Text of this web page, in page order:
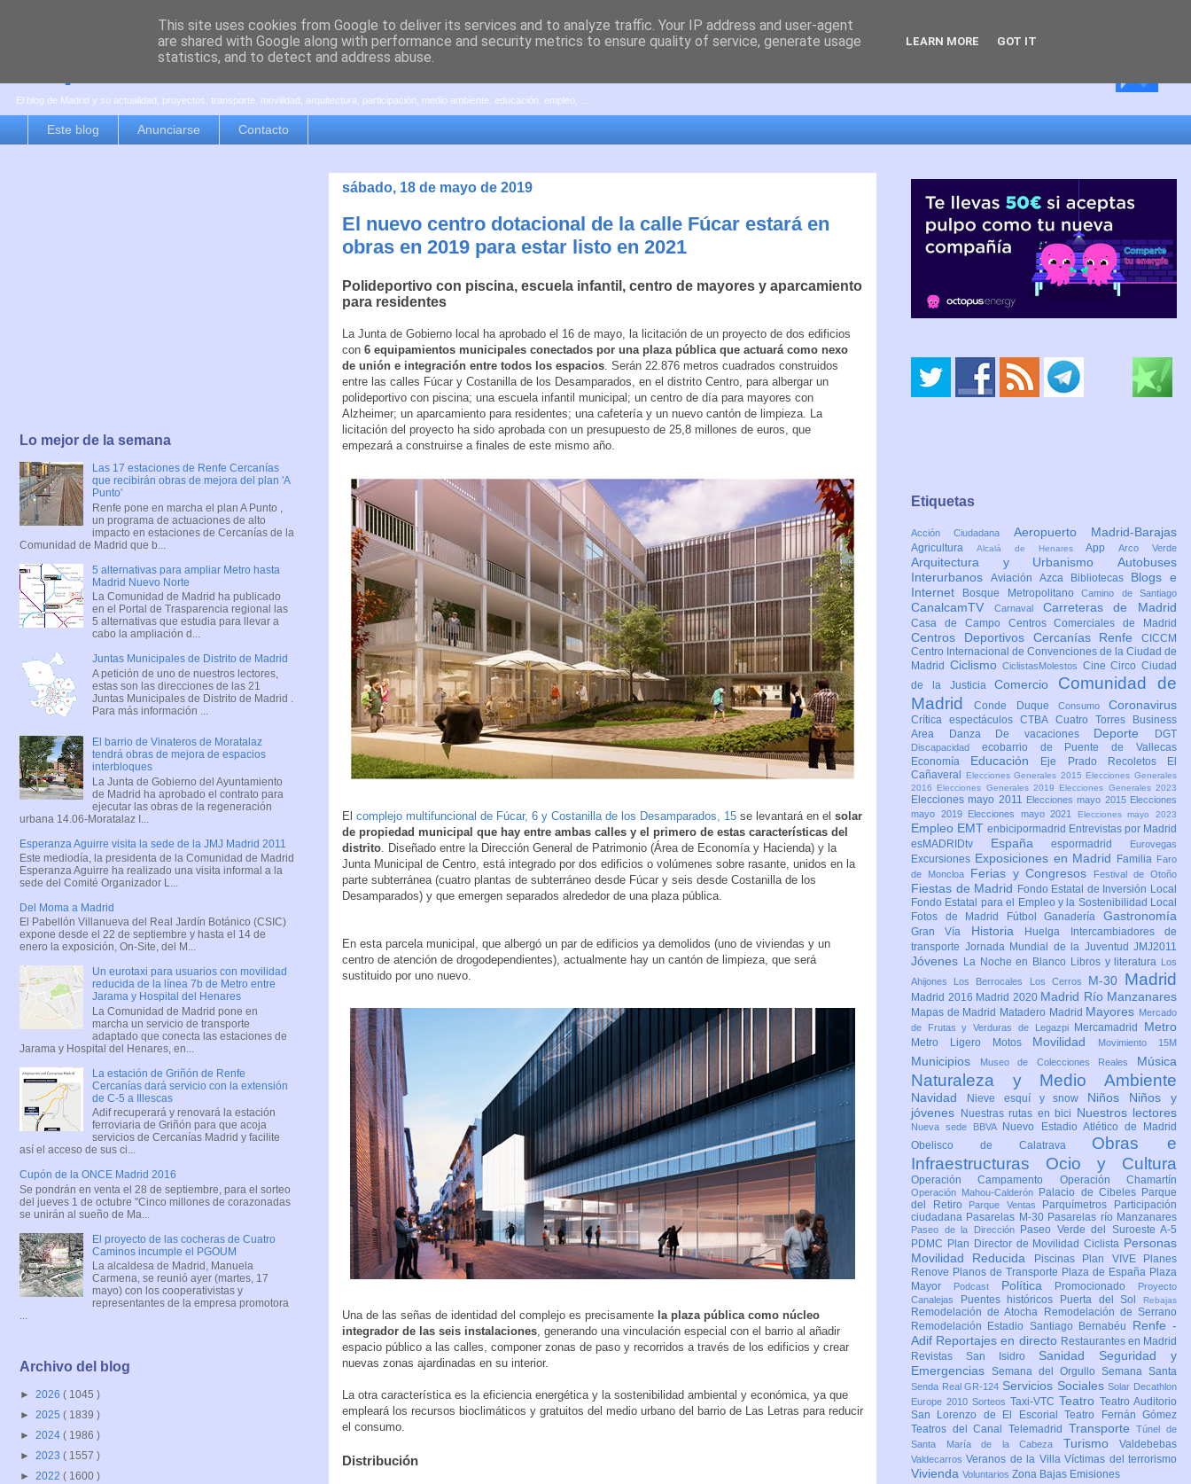
es por madrid
El blog de Madrid y su actualidad, proyectos, transporte, movilidad, arquitectura, participación, medio ambiente, educación, empleo, ...
Este blog Anunciarse Contacto
sábado, 18 de mayo de 2019
El nuevo centro dotacional de la calle Fúcar estará en
obras en 2019 para estar listo en 2021
Polideportivo con piscina, escuela infantil, centro de mayores y aparcamiento
para residentes
La Junta de Gobierno local ha aprobado el 16 de mayo, la licitación de un proyecto de dos edificios
con 6 equipamientos municipales conectados por una plaza pública que actuará como nexo
de unión e integración entre todos los espacios. Serán 22.876 metros cuadrados construidos
entre las calles Fúcar y Costanilla de los Desamparados, en el distrito Centro, para albergar un
polideportivo con piscina; una escuela infantil municipal; un centro de día para mayores con
Alzheimer; un aparcamiento para residentes; una cafetería y un nuevo cantón de limpieza. La
licitación del proyecto ha sido aprobada con un presupuesto de 25,8 millones de euros, que
empezará a construirse a finales de este mismo año.
El complejo multifuncional de Fúcar, 6 y Costanilla de los Desamparados, 15 se levantará en el solar
de propiedad municipal que hay entre ambas calles y el primero de estas características del
distrito. Diseñado entre la Dirección General de Patrimonio (Área de Economía y Hacienda) y la
Junta Municipal de Centro, está integrado por dos edificios o volúmenes sobre rasante, unidos en la
parte subterránea (cuatro plantas de subterráneo desde Fúcar y seis desde Costanilla de los
Desamparados) y que emergen separados alrededor de una plaza pública.
En esta parcela municipal, que albergó un par de edificios ya demolidos (uno de viviendas y un
centro de atención de drogodependientes), actualmente hay un cantón de limpieza, que será
sustituido por uno nuevo.
Una de las señas de identidad del complejo es precisamente la plaza pública como núcleo
integrador de las seis instalaciones, generando una vinculación especial con el barrio al añadir
espacio público a las calles, componer zonas de paso y recorridos a través de los edificios y crear
nuevas zonas ajardinadas en su interior.
La otra característica es la eficiencia energética y la sostenibilidad ambiental y económica, ya que
empleará los recursos bioclimáticos y gratuitos del medio urbano del barrio de Las Letras para reducir
el consumo.
Distribución
Lo mejor de la semana
Las 17 estaciones de Renfe Cercanías
que recibirán obras de mejora del plan 'A
Punto'
Renfe pone en marcha el plan A Punto ,
un programa de actuaciones de alto
impacto en estaciones de Cercanías de la
Comunidad de Madrid que b...
5 alternativas para ampliar Metro hasta
Madrid Nuevo Norte
La Comunidad de Madrid ha publicado
en el Portal de Trasparencia regional las
5 alternativas que estudia para llevar a
cabo la ampliación d...
Juntas Municipales de Distrito de Madrid
A petición de uno de nuestros lectores,
estas son las direcciones de las 21
Juntas Municipales de Distrito de Madrid .
Para más información ...
El barrio de Vinateros de Moratalaz
tendrá obras de mejora de espacios
interbloques
La Junta de Gobierno del Ayuntamiento
de Madrid ha aprobado el contrato para
ejecutar las obras de la regeneración
urbana 14.06-Moratalaz I...
Esperanza Aguirre visita la sede de la JMJ Madrid 2011
Este mediodía, la presidenta de la Comunidad de Madrid
Esperanza Aguirre ha realizado una visita informal a la
sede del Comité Organizador L...
Del Moma a Madrid
El Pabellón Villanueva del Real Jardín Botánico (CSIC)
expone desde el 22 de septiembre y hasta el 14 de
enero la exposición, On-Site, del M...
Un eurotaxi para usuarios con movilidad
reducida de la línea 7b de Metro entre
Jarama y Hospital del Henares
La Comunidad de Madrid pone en
marcha un servicio de transporte
adaptado que conecta las estaciones de
Jarama y Hospital del Henares, en...
La estación de Griñón de Renfe
Cercanías dará servicio con la extensión
de C-5 a Illescas
Adif recuperará y renovará la estación
ferroviaria de Griñón para que acoja
servicios de Cercanías Madrid y facilite
así el acceso de sus ci...
Cupón de la ONCE Madrid 2016
Se pondrán en venta el 28 de septiembre, para el sorteo
del jueves 1 de octubre "Cinco millones de corazonadas
se unirán al sueño de Ma...
El proyecto de las cocheras de Cuatro
Caminos incumple el PGOUM
La alcaldesa de Madrid, Manuela
Carmena, se reunió ayer (martes, 17
mayo) con los cooperativistas y
representantes de la empresa promotora
...
Archivo del blog
► 2026 ( 1045 )
► 2025 ( 1839 )
► 2024 ( 1986 )
► 2023 ( 1557 )
► 2022 ( 1600 )
Etiquetas
Acción Ciudadana Aeropuerto Madrid-Barajas
Agricultura Alcalá de HenaresAppArco Verde
Arquitectura y Urbanismo Autobuses
Interurbanos Aviación Azca Bibliotecas Blogs e
Internet
Bosque MetropolitanoCamino de Santiago
CanalcamTV Carnaval Carreteras de Madrid
Casa de Campo Centros Comerciales de Madrid
Centros Deportivos Cercanías Renfe CICCM
Centro Internacional de Convenciones de la Ciudad de
Madrid CiclismoCiclistasMolestos CineCircoCiudad
de la JusticiaComercio Comunidad de
MadridConde Duque Consumo Coronavirus
Crítica espectáculosCTBA Cuatro Torres Business
Area
Danza De vacaciones Deporte DGT
Discapacidad ecobarrio de Puente de Vallecas
Economía Educación Eje Prado Recoletos
El
Cañaveral
Elecciones Generales 2015 Elecciones Generales
2016 Elecciones Generales 2019 Elecciones Generales 2023
Elecciones mayo 2011 Elecciones mayo 2015 Elecciones
mayo 2019
Elecciones mayo 2021 Elecciones mayo 2023
Empleo EMT enbicipormadrid Entrevistas por Madrid
esMADRIDtv Españaespormadrid Eurovegas
Excursiones Exposiciones en Madrid Familia Faro
de Moncloa
Ferias y Congresos Festival de Otoño
Fiestas de Madrid Fondo Estatal de Inversión Local
Fondo Estatal para el Empleo y la Sostenibilidad Local
Fotos de Madrid
FútbolGanaderíaGastronomía
Gran Vía Historia Huelga
Intercambiadores de
transporte Jornada Mundial de la Juventud JMJ2011
Jóvenes La Noche en Blanco Libros y literatura
Los
Ahijones
Los Berrocales Los Cerros M-30 Madrid
Madrid 2016 Madrid 2020 Madrid Río Manzanares
Mapas de Madrid Matadero Madrid Mayores Mercado
de Frutas y Verduras de Legazpi
Mercamadrid Metro
Metro Ligero Motos Movilidad Movimiento 15M
Municipios Museo de Colecciones Reales Música
Naturaleza y Medio Ambiente
Navidad Nieve esquí y snow Niños Niños y
jóvenes
Nuestras rutas en bici Nuestros lectores
Nueva sede BBVA
Nuevo Estadio Atlético de Madrid
Obelisco de Calatrava Obras e
Infraestructuras Ocio y Cultura
Operación Campamento Operación Chamartín
Operación Mahou-Calderón Palacio de Cibeles Parque
del Retiro
Parque Ventas Parquímetros
Participación
ciudadana Pasarelas M-30 Pasarelas río Manzanares
Paseo de la Dirección
Paseo Verde del Suroeste A-5
PDMC Plan Director de Movilidad Ciclista Personas
Movilidad Reducida
Piscinas Plan VIVE
Planes
Renove Planos de Transporte Plaza de España Plaza
Mayor
Podcast Política Promocionado
Proyecto
Canalejas
Puentes históricos Puerta del Sol Rebajas
Remodelación de Atocha
Remodelación de Serrano
Remodelación Estadio Santiago Bernabéu Renfe -
Adif Reportajes en directo Restaurantes en Madrid
Revistas San Isidro Sanidad Seguridad y
Emergencias Semana del Orgullo Semana Santa
Senda Real GR-124 Servicios SocialesSolar Decathlon
Europe 2010 Sorteos Taxi-VTC Teatro Teatro Auditorio
San Lorenzo de El EscorialTeatro Fernán Gómez
Teatros del Canal Telemadrid TransporteTúnel de
Santa María de la Cabeza Turismo Valdebebas
ValdecarrosVeranos de la VillaVíctimas del terrorismo
Vivienda Voluntarios Zona Bajas Emisiones
This site uses cookies from Google to deliver its services and to analyze traffic. Your IP address and user-agent
are shared with Google along with performance and security metrics to ensure quality of service, generate usage
statistics, and to detect and address abuse.
LEARN MORE GOT IT